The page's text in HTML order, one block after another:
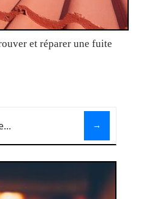
et réparer une fuite